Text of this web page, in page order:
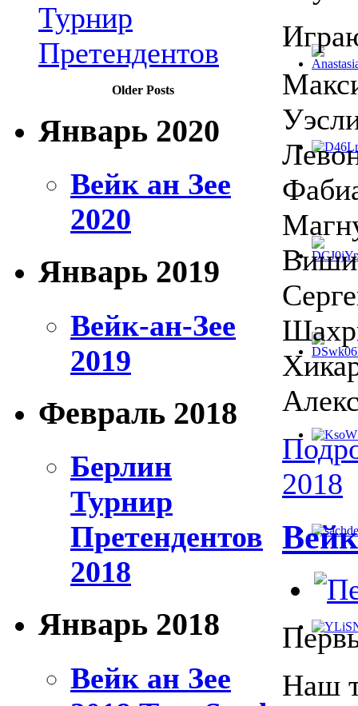
Турнир
Претендентов
Older Posts
Январь 2020
Вейк ан Зее
2020
Январь 2019
Вейк-ан-Зее
2019
Февраль 2018
Берлин
Турнир
Претендентов
2018
Январь 2018
Вейк ан Зее
2018
Наш